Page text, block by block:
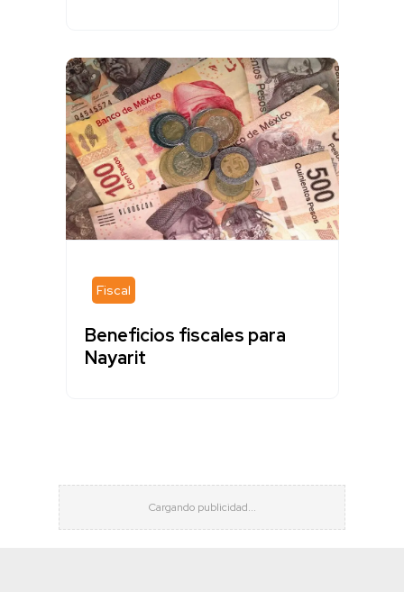
Fiscal
Beneficios fiscales para
Nayarit